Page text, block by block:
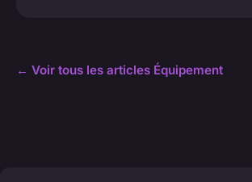
← Voir tous les articles Équipement